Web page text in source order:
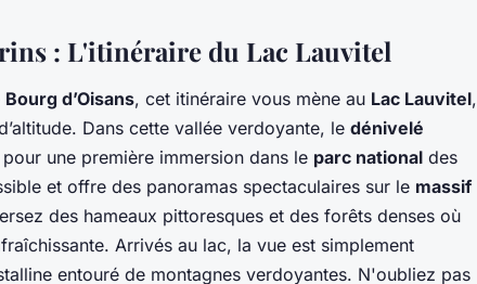
: L'itinéraire du Lac Lauvitel
Bourg d’Oisans, cet itinéraire vous mène au Lac Lauvitel,
Dans cette vallée verdoyante, le dénivelé
une première immersion dans le parc national des
et offre des panoramas spectaculaires sur le massif
des hameaux pittoresques et des forêts denses où
Arrivés au lac, la vue est simplement
entouré de montagnes verdoyantes. N'oubliez pas